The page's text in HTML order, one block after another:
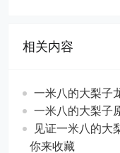
相关内容
一米八的大梨子
一米八的大梨子
见证一米八的大
你来收藏